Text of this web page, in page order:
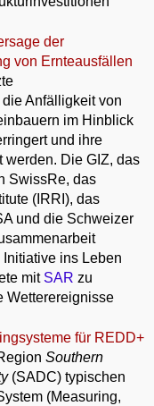
der
von Ernteausfällen
Anfälligkeit von
im Hinblick
und ihre
werden. Die GIZ, das
SwissRe, das
(IRRI), das
und die Schweizer
ins Leben
mit SAR zu
Wetterereignisse
für REDD+
Southern
(SADC) typischen
(Measuring,